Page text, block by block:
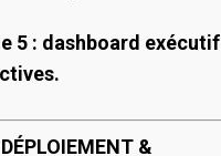
5 : dashboard exécutif
&